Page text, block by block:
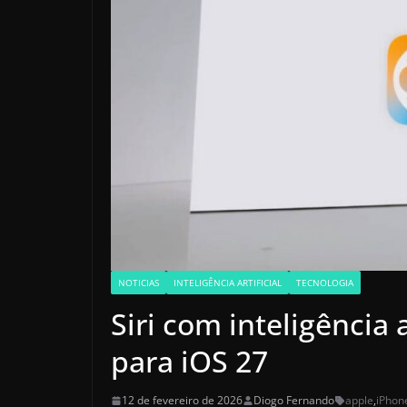
NOTICIAS INTELIGÊNCIA ARTIFICIAL TECNOLOGIA
Siri com inteligência
para iOS 27
12 de fevereiro de 2026 Diogo Fernando apple,